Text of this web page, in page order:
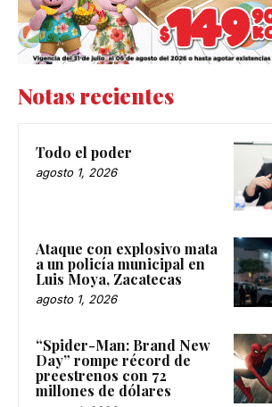
Notas recientes
Todo el poder
agosto 1, 2026
Ataque con explosivo mata
a un policía municipal en
Luis Moya, Zacatecas
agosto 1, 2026
“Spider-Man: Brand New
Day” rompe récord de
preestrenos con 72
millones de dólares